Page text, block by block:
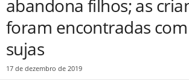
abandona filhos; as
foram encontradas
sujas
17 de dezembro de 2019